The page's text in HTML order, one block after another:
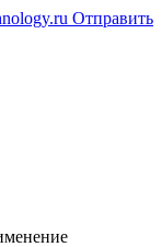
Отправить